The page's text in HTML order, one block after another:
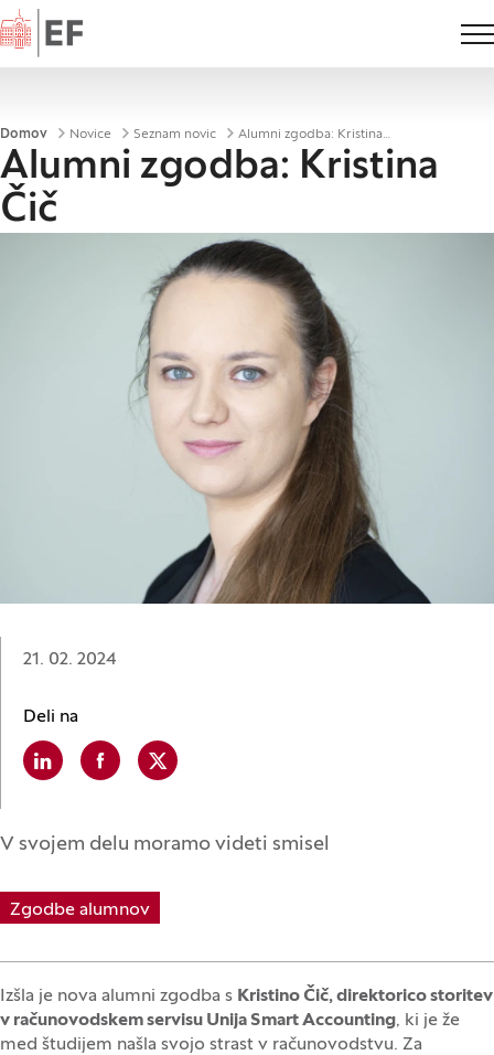
Domov
Drobtinice
Domov Novice Seznam novic Alumni zgodba: Kristina Čič
Alumni zgodba: Kristina
Čič
Datum:
21. 02. 2024
Deli na
Linkedin
(Odpre se v novem oknu)
Facebook
(Odpre se v novem oknu)
X
(Odpre se v novem oknu)
V svojem delu moramo videti smisel
Zgodbe alumnov
Izšla je nova alumni zgodba s Kristino Čič, direktorico storitev
v računovodskem servisu Unija Smart Accounting, ki je že
med študijem našla svojo strast v računovodstvu. Za